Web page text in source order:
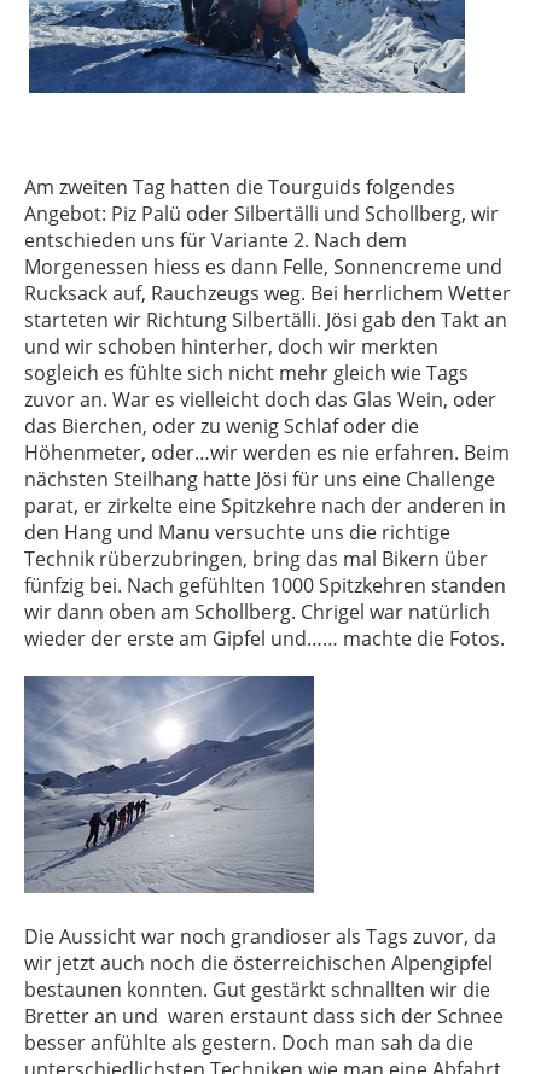
Am zweiten Tag hatten die Tourguids folgendes
Angebot: Piz Palü oder Silbertälli und Schollberg, wir
entschieden uns für Variante 2. Nach dem
Morgenessen hiess es dann Felle, Sonnencreme und
Rucksack auf, Rauchzeugs weg. Bei herrlichem Wetter
starteten wir Richtung Silbertälli. Jösi gab den Takt an
und wir schoben hinterher, doch wir merkten
sogleich es fühlte sich nicht mehr gleich wie Tags
zuvor an. War es vielleicht doch das Glas Wein, oder
das Bierchen, oder zu wenig Schlaf oder die
Höhenmeter, oder…wir werden es nie erfahren. Beim
nächsten Steilhang hatte Jösi für uns eine Challenge
parat, er zirkelte eine Spitzkehre nach der anderen in
den Hang und Manu versuchte uns die richtige
Technik rüberzubringen, bring das mal Bikern über
fünfzig bei. Nach gefühlten 1000 Spitzkehren standen
wir dann oben am Schollberg. Chrigel war natürlich
wieder der erste am Gipfel und…… machte die Fotos.
Die Aussicht war noch grandioser als Tags zuvor, da
wir jetzt auch noch die österreichischen Alpengipfel
bestaunen konnten. Gut gestärkt schnallten wir die
Bretter an und waren erstaunt dass sich der Schnee
besser anfühlte als gestern. Doch man sah da die